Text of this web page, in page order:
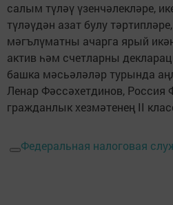
салым түләү үзенчәлекләре,
түләүдән азат булу
мәгълүматны ачарга ярый
актив һәм счетларны
башка мәсьәләләр турында
Ленар Фәссәхетдинов, Россия
гражданлык хезмәтенең II
Федеральная налоговая